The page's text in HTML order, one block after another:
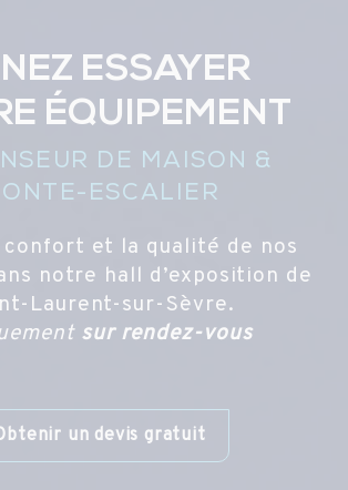
ESSAYER
ÉQUIPEMENT
DE MAISON &
ESCALIER
confort et la qualité de nos
notre hall d’exposition de
Laurent-sur-Sèvre.
sur rendez-vous
un devis gratuit